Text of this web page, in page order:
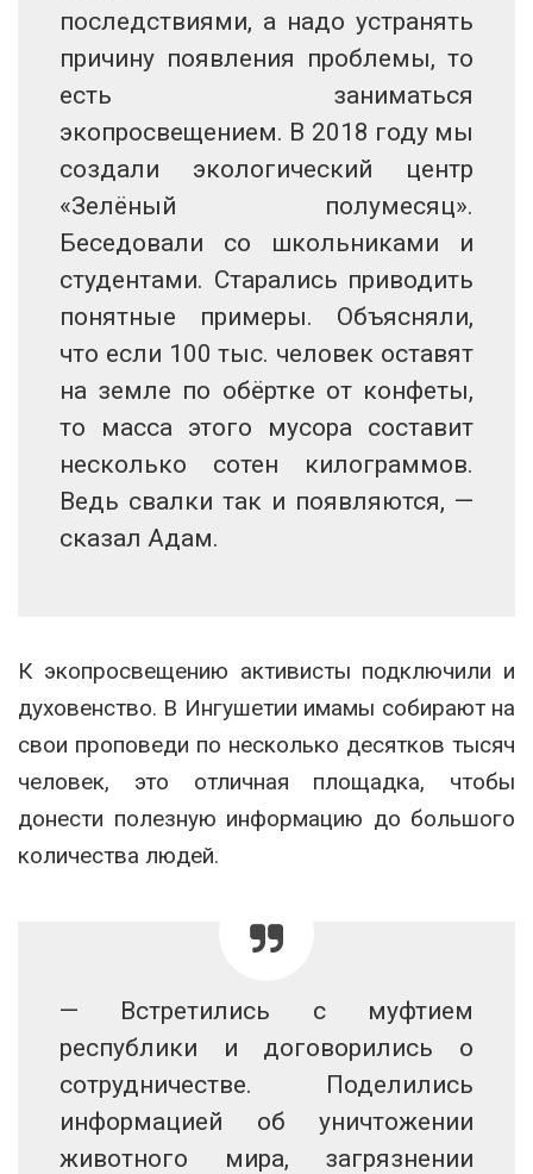
последствиями, а надо устранять
причину появления проблемы, то
есть заниматься
экопросвещением. В 2018 году мы
создали экологический центр
«Зелёный полумесяц».
Беседовали со школьниками и
студентами. Старались приводить
понятные примеры. Объясняли,
что если 100 тыс. человек оставят
на земле по обёртке от конфеты,
то масса этого мусора составит
несколько сотен килограммов.
Ведь свалки так и появляются, —
сказал Адам.
К экопросвещению активисты подключили и
духовенство. В Ингушетии имамы собирают на
свои проповеди по несколько десятков тысяч
человек, это отличная площадка, чтобы
донести полезную информацию до большого
количества людей.
— Встретились с муфтием
республики и договорились о
сотрудничестве. Поделились
информацией об уничтожении
животного мира, загрязнении